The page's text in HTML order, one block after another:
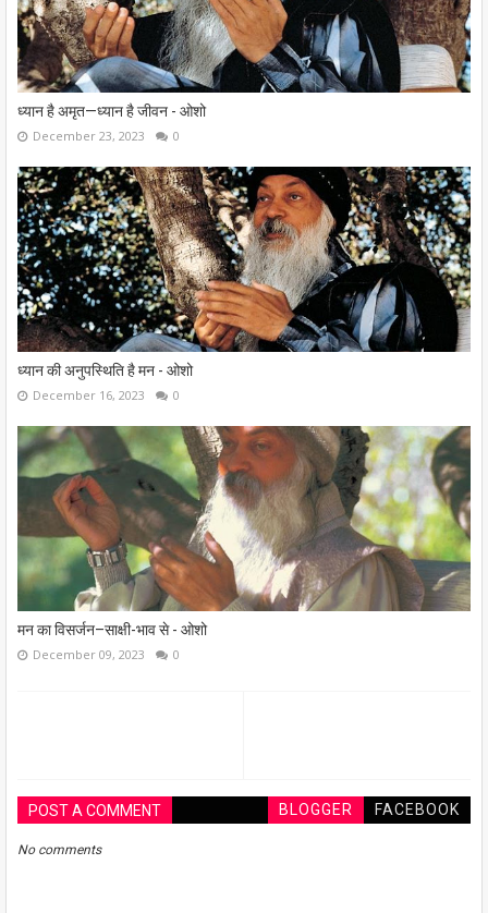
ध्यान है अमृत—ध्यान है जीवन - ओशो
December 23, 2023 0
ध्यान की अनुपस्थिति है मन - ओशो
December 16, 2023 0
मन का विसर्जन–साक्षी-भाव से - ओशो
December 09, 2023 0
POST A COMMENT BLOGGER FACEBOOK
No comments